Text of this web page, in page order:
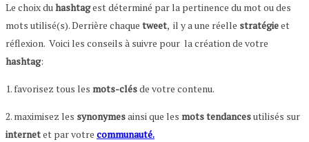
Le choix duhashtagest déterminé par la pertinence du mot ou des
mots utilisé(s). Derrière chaque tweet, il y a une réelle stratégieet
réflexion. Voici les conseils à suivre pour la création de votre
hashtag:
1. favorisez tous les mots-clésde votre contenu.
2. maximisez les synonymesainsi que les mots tendancesutilisés sur
internetet par votre communauté.